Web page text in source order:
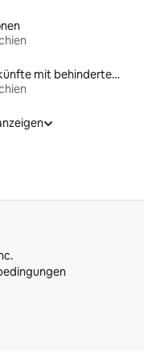
Unterkünfte mit behindertengerechtem Bett